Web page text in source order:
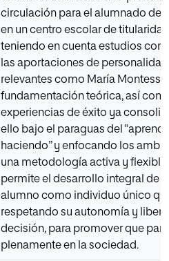
circulación para el alumnado de
en un centro escolar de
teniendo en cuenta estudios
las aportaciones de
relevantes como María
fundamentación teórica, así
experiencias de éxito ya
ello bajo el paraguas del
haciendo” y enfocando los
una metodología activa y flexible
permite el desarrollo integral de
alumno como individuo único
respetando su autonomía y
decisión, para promover que
plenamente en la sociedad.